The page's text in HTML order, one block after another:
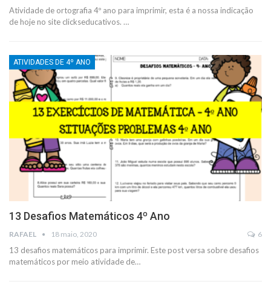
Atividade de ortografia 4º ano para imprimir, esta é a nossa indicação
de hoje no site clickseducativos. …
ATIVIDADES DE 4º ANO
13 Desafios Matemáticos 4º Ano
RAFAEL 18 maio, 2020 6
13 desafios matemáticos para imprimir. Este post versa sobre desafios
matemáticos por meio atividade de…